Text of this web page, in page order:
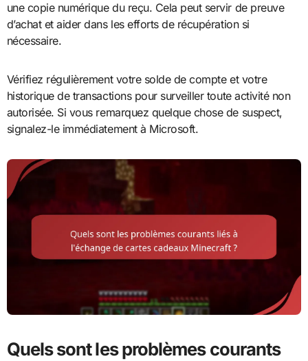
une copie numérique du reçu. Cela peut servir de preuve
d’achat et aider dans les efforts de récupération si
nécessaire.
Vérifiez régulièrement votre solde de compte et votre
historique de transactions pour surveiller toute activité non
autorisée. Si vous remarquez quelque chose de suspect,
signalez-le immédiatement à Microsoft.
Quels sont les problèmes courants